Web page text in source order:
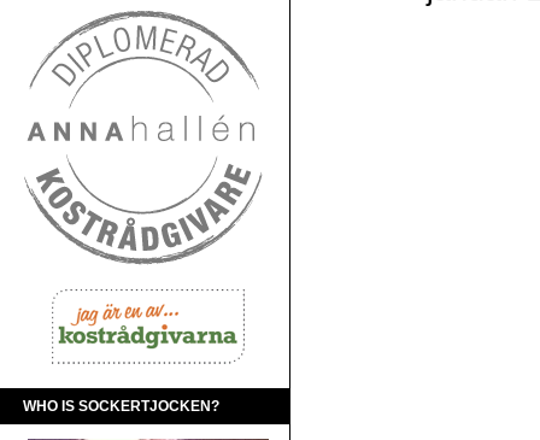
WHO IS SOCKERTJOCKEN?